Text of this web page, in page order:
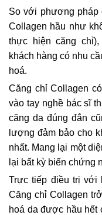
So với phương pháp
Collagen hầu như
thực hiện căng
khách hàng có nhu
hoá.
Căng chỉ Collagen
vào tay nghề bác sĩ
căng da đúng đắn
lượng đảm bảo cho
nhất. Mang lại một
lại bất kỳ biến chứng
Trực tiếp điều trị với
Căng chỉ Collagen
hoá da được hầu hết